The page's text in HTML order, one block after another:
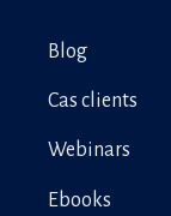
Blog
Cas clients
Webinars
Ebooks